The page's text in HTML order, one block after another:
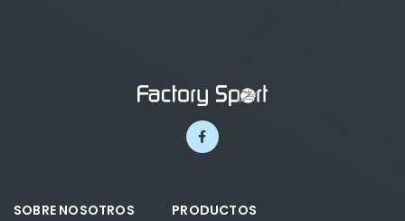
SOBRE NOSOTROS PRODUCTOS